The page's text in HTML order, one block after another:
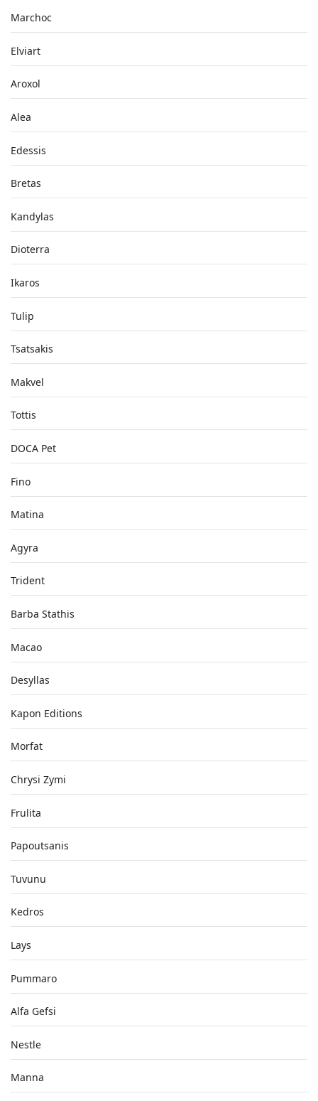
Marchoc
Elviart
Aroxol
Alea
Edessis
Bretas
Kandylas
Dioterra
Ikaros
Tulip
Tsatsakis
Makvel
Tottis
DOCA Pet
Fino
Matina
Agyra
Trident
Barba Stathis
Macao
Desyllas
Kapon Editions
Morfat
Chrysi Zymi
Frulita
Papoutsanis
Tuvunu
Kedros
Lays
Pummaro
Alfa Gefsi
Nestle
Manna